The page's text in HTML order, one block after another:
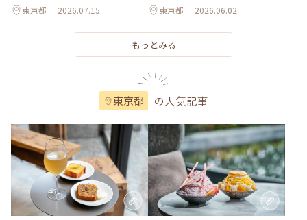
東京都 2026.07.15 東京都 2026.06.02
もっとみる
東京都 の人気記事